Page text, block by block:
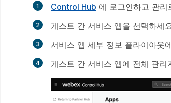
Control Hub 에 로그인하고 관리
게스트 간 서비스 앱을 선택하세
서비스 앱 세부 정보 플라이아웃
게스트 간 서비스 앱에 전체 관